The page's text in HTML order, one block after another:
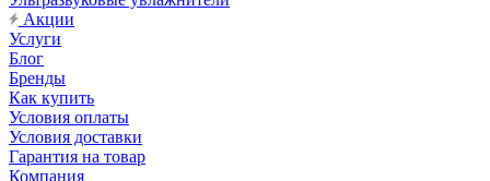
Акции
Услуги
Блог
Бренды
Как купить
Условия оплаты
Условия доставки
Гарантия на товар
Компания